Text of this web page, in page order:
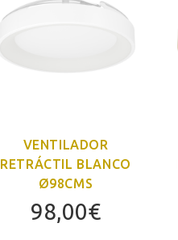
VENTILADOR
RETRÁCTIL BLANCO
Ø98CMS
98,00€